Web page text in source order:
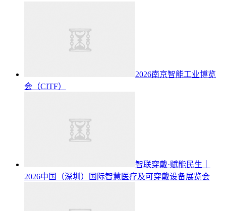
2026南京智能工业博览
会（CITF）
智联穿戴·赋能民生｜
2026中国（深圳）国际智慧医疗及可穿戴设备展览会